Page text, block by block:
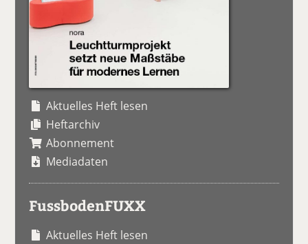
Aktuelles Heft lesen
Heftarchiv
Abonnement
Mediadaten
FussbodenFUXX
Aktuelles Heft lesen